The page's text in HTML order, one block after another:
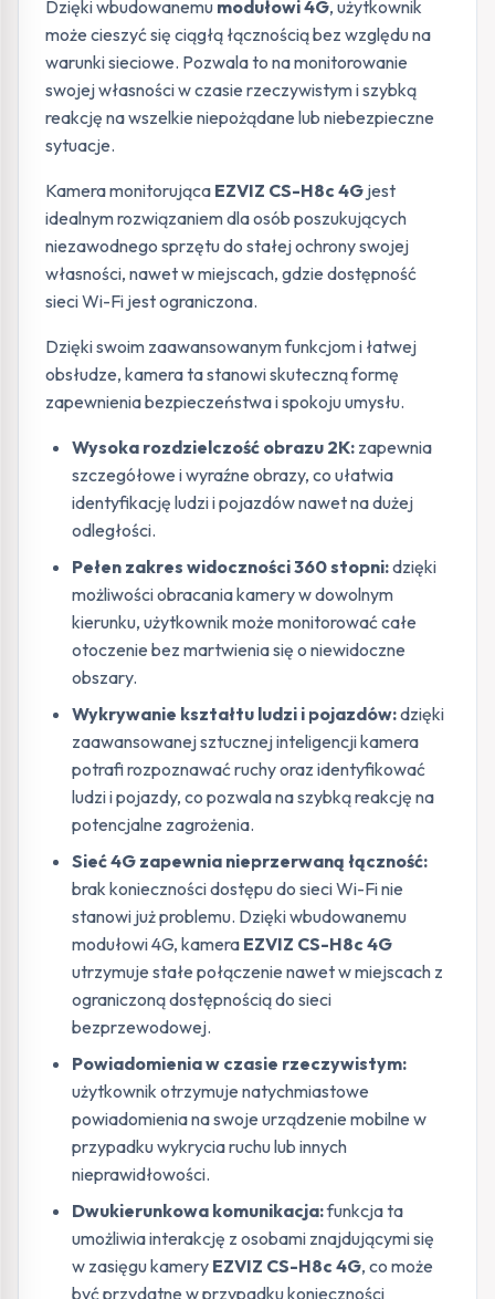
Dzięki wbudowanemu modułowi 4G, użytkownik
może cieszyć się ciągłą łącznością bez względu na
warunki sieciowe. Pozwala to na monitorowanie
swojej własności w czasie rzeczywistym i szybką
reakcję na wszelkie niepożądane lub niebezpieczne
sytuacje.
Kamera monitorująca EZVIZ CS-H8c 4G jest
idealnym rozwiązaniem dla osób poszukujących
niezawodnego sprzętu do stałej ochrony swojej
własności, nawet w miejscach, gdzie dostępność
sieci Wi-Fi jest ograniczona.
Dzięki swoim zaawansowanym funkcjom i łatwej
obsłudze, kamera ta stanowi skuteczną formę
zapewnienia bezpieczeństwa i spokoju umysłu.
Wysoka rozdzielczość obrazu 2K: zapewnia
szczegółowe i wyraźne obrazy, co ułatwia
identyfikację ludzi i pojazdów nawet na dużej
odległości.
Pełen zakres widoczności 360 stopni:dzięki
możliwości obracania kamery w dowolnym
kierunku, użytkownik może monitorować całe
otoczenie bez martwienia się o niewidoczne
obszary.
Wykrywanie kształtu ludzi i pojazdów:dzięki
zaawansowanej sztucznej inteligencji kamera
potrafi rozpoznawać ruchy oraz identyfikować
ludzi i pojazdy, co pozwala na szybką reakcję na
potencjalne zagrożenia.
Sieć 4G zapewnia nieprzerwaną łączność:
brak konieczności dostępu do sieci Wi-Fi nie
stanowi już problemu. Dzięki wbudowanemu
modułowi 4G, kamera EZVIZ CS-H8c 4G
utrzymuje stałe połączenie nawet w miejscach z
ograniczoną dostępnością do sieci
bezprzewodowej.
Powiadomienia w czasie rzeczywistym:
użytkownik otrzymuje natychmiastowe
powiadomienia na swoje urządzenie mobilne w
przypadku wykrycia ruchu lub innych
nieprawidłowości.
Dwukierunkowa komunikacja:funkcja ta
umożliwia interakcję z osobami znajdującymi się
w zasięgu kamery EZVIZ CS-H8c 4G, co może
być przydatne w przypadku konieczności